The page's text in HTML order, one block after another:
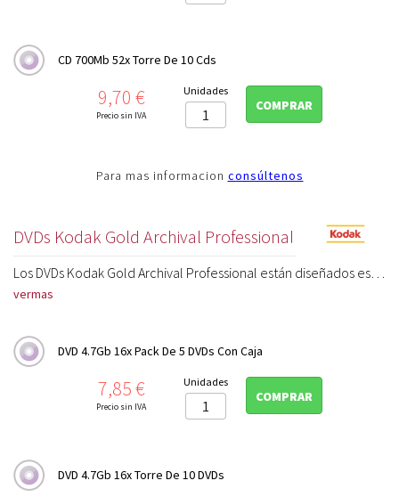
CD 700Mb 52x Torre De 10 Cds
Precio9,70 €
Precio sin IVA
Unidades
COMPRAR
Para mas informacion consúltenos
DVDs Kodak Gold Archival Professional
ver
DVD 4.7Gb 16x Pack De 5 DVDs Con Caja
Precio7,85 €
Precio sin IVA
Unidades
COMPRAR
DVD 4.7Gb 16x Torre De 10 DVDs